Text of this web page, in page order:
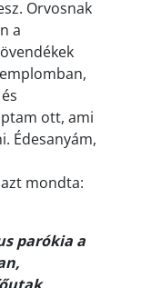
Orvosnak
a
ott, ami
Édesanyám,
mondta:
parókia a